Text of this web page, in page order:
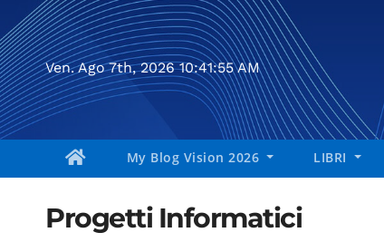
Salta
al
contenutoVen. Ago 7th, 202610:41:55 AM
My Blog Vision 2026 LIBRI
Progetti Informatici